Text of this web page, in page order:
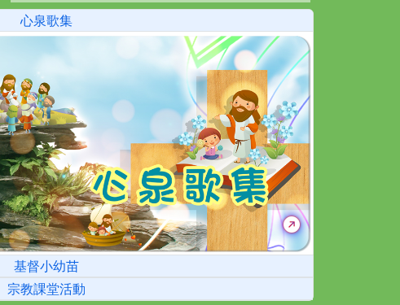
心泉歌集
基督小幼苗
宗教課堂活動